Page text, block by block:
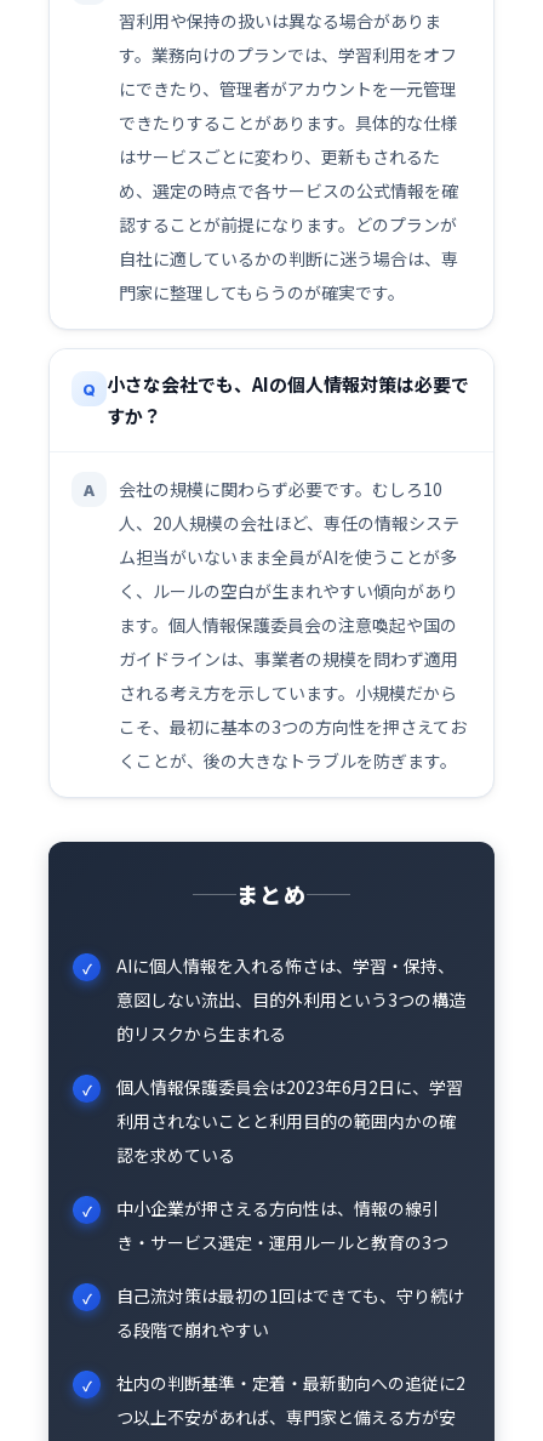
習利用や保持の扱いは異なる場合がありま
す。業務向けのプランでは、学習利用をオフ
にできたり、管理者がアカウントを一元管理
できたりすることがあります。具体的な仕様
はサービスごとに変わり、更新もされるた
め、選定の時点で各サービスの公式情報を確
認することが前提になります。どのプランが
自社に適しているかの判断に迷う場合は、専
門家に整理してもらうのが確実です。
Q
小さな会社でも、AIの個人情報対策は必要で
すか？
A
会社の規模に関わらず必要です。むしろ10
人、20人規模の会社ほど、専任の情報システ
ム担当がいないまま全員がAIを使うことが多
く、ルールの空白が生まれやすい傾向があり
ます。個人情報保護委員会の注意喚起や国の
ガイドラインは、事業者の規模を問わず適用
される考え方を示しています。小規模だから
こそ、最初に基本の3つの方向性を押さえてお
くことが、後の大きなトラブルを防ぎます。
まとめ
AIに個人情報を入れる怖さは、学習・保持、
意図しない流出、目的外利用という3つの構造
的リスクから生まれる
個人情報保護委員会は2023年6月2日に、学習
利用されないことと利用目的の範囲内かの確
認を求めている
中小企業が押さえる方向性は、情報の線引
き・サービス選定・運用ルールと教育の3つ
自己流対策は最初の1回はできても、守り続け
る段階で崩れやすい
社内の判断基準・定着・最新動向への追従に2
つ以上不安があれば、専門家と備える方が安